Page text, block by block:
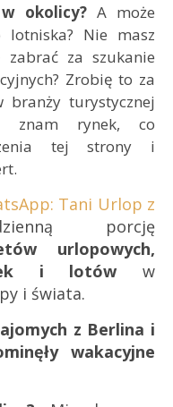
okolicy? A może
lotniska? Nie masz
za szukanie
Zrobię to za
turystycznej
znam rynek, co
tej strony i
Tani Urlop z
porcję
urlopowych,
i lotów w
i świata.
z Berlina i
wakacyjne